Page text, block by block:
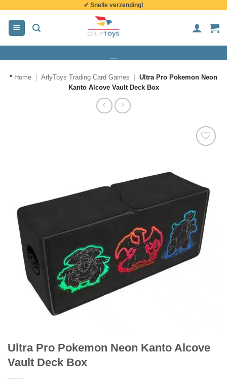
inhoud
✔ Snelle verzending!
* Home ArlyToys Trading Card Games
Ultra Pro Pokemon Neon
Kanto Alcove Vault Deck Box
Ultra Pro Pokemon Neon Kanto Alcove
Vault Deck Box